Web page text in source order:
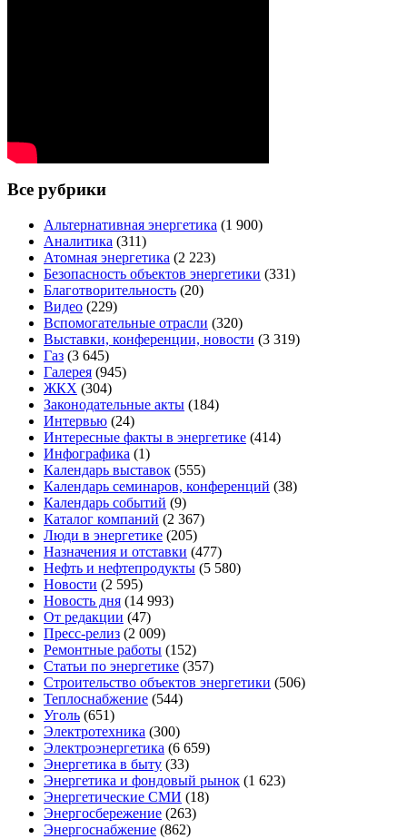
Все рубрики
Альтернативная энергетика (1 900)
Аналитика (311)
Атомная энергетика (2 223)
Безопасность объектов энергетики (331)
Благотворительность (20)
Видео (229)
Вспомогательные отрасли (320)
Выставки, конференции, новости (3 319)
Газ (3 645)
Галерея (945)
ЖКХ (304)
Законодательные акты (184)
Интервью (24)
Интересные факты в энергетике (414)
Инфографика (1)
Календарь выставок (555)
Календарь семинаров, конференций (38)
Календарь событий (9)
Каталог компаний (2 367)
Люди в энергетике (205)
Назначения и отставки (477)
Нефть и нефтепродукты (5 580)
Новости (2 595)
Новость дня (14 993)
От редакции (47)
Пресс-релиз (2 009)
Ремонтные работы (152)
Статьи по энергетике (357)
Строительство объектов энергетики (506)
Теплоснабжение (544)
Уголь (651)
Электротехника (300)
Электроэнергетика (6 659)
Энергетика в быту (33)
Энергетика и фондовый рынок (1 623)
Энергетические СМИ (18)
Энергосбережение (263)
Энергоснабжение (862)